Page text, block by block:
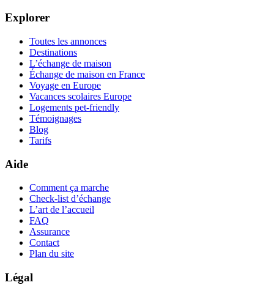
Explorer
Toutes les annonces
Destinations
L’échange de maison
Échange de maison en France
Voyage en Europe
Vacances scolaires Europe
Logements pet-friendly
Témoignages
Blog
Tarifs
Aide
Comment ça marche
Check-list d’échange
L’art de l’accueil
FAQ
Assurance
Contact
Plan du site
Légal